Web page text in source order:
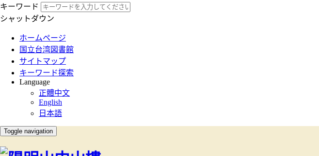
キーワード
シャットダウン
ホームページ
国立台湾図書館
サイトマップ
キーワード探索
Language
正體中文
English
日本語
Toggle navigation